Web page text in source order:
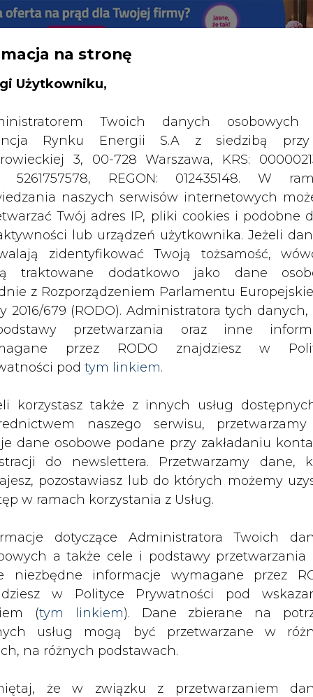
ZMIANY KADROWE NA RYNKU
na stronę
Użytkowniku,
Twoich danych osobowych
Rynku Energii S.A z siedzibą
3, 00-728 Warszawa, KRS:
5261757578, REGON: 012435148. W
naszych serwisów internetowych
Twój adres IP, pliki cookies i podobne
lub urządzeń użytkownika. Jeżeli
zidentyfikować Twoją tożsamość,
traktowane dodatkowo jako dane
z Rozporządzeniem Parlamentu
2016/679 (RODO). Administratora tych danych,
przetwarzania oraz inne
przez RODO znajdziesz w
pod tym linkiem.
korzystasz także z innych usług
naszego serwisu,
dane osobowe podane przy zakładaniu
do newslettera. Przetwarzamy dane,
pozostawiasz lub do których możemy
w ramach korzystania z Usług.
dotyczące Administratora Twoich
a także cele i podstawy przetwarzania
niezbędne informacje wymagane przez
w Polityce Prywatności pod
(tym linkiem). Dane zbierane na
usług mogą być przetwarzane w
na różnych podstawach.
że w związku z przetwarzaniem
po 10 zł w ramach programu motywacyjnego
drukuj skomentuj udostępnij:
po 10 zł w ramach
uchwałę o podwyższeniu
złotych poprzez emisję
K i cenie emisyjnej 10 złotych
kadry menedżerskiej, wynika z